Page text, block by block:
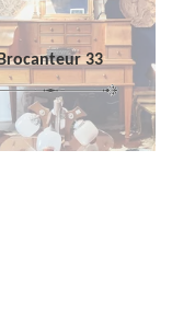
33